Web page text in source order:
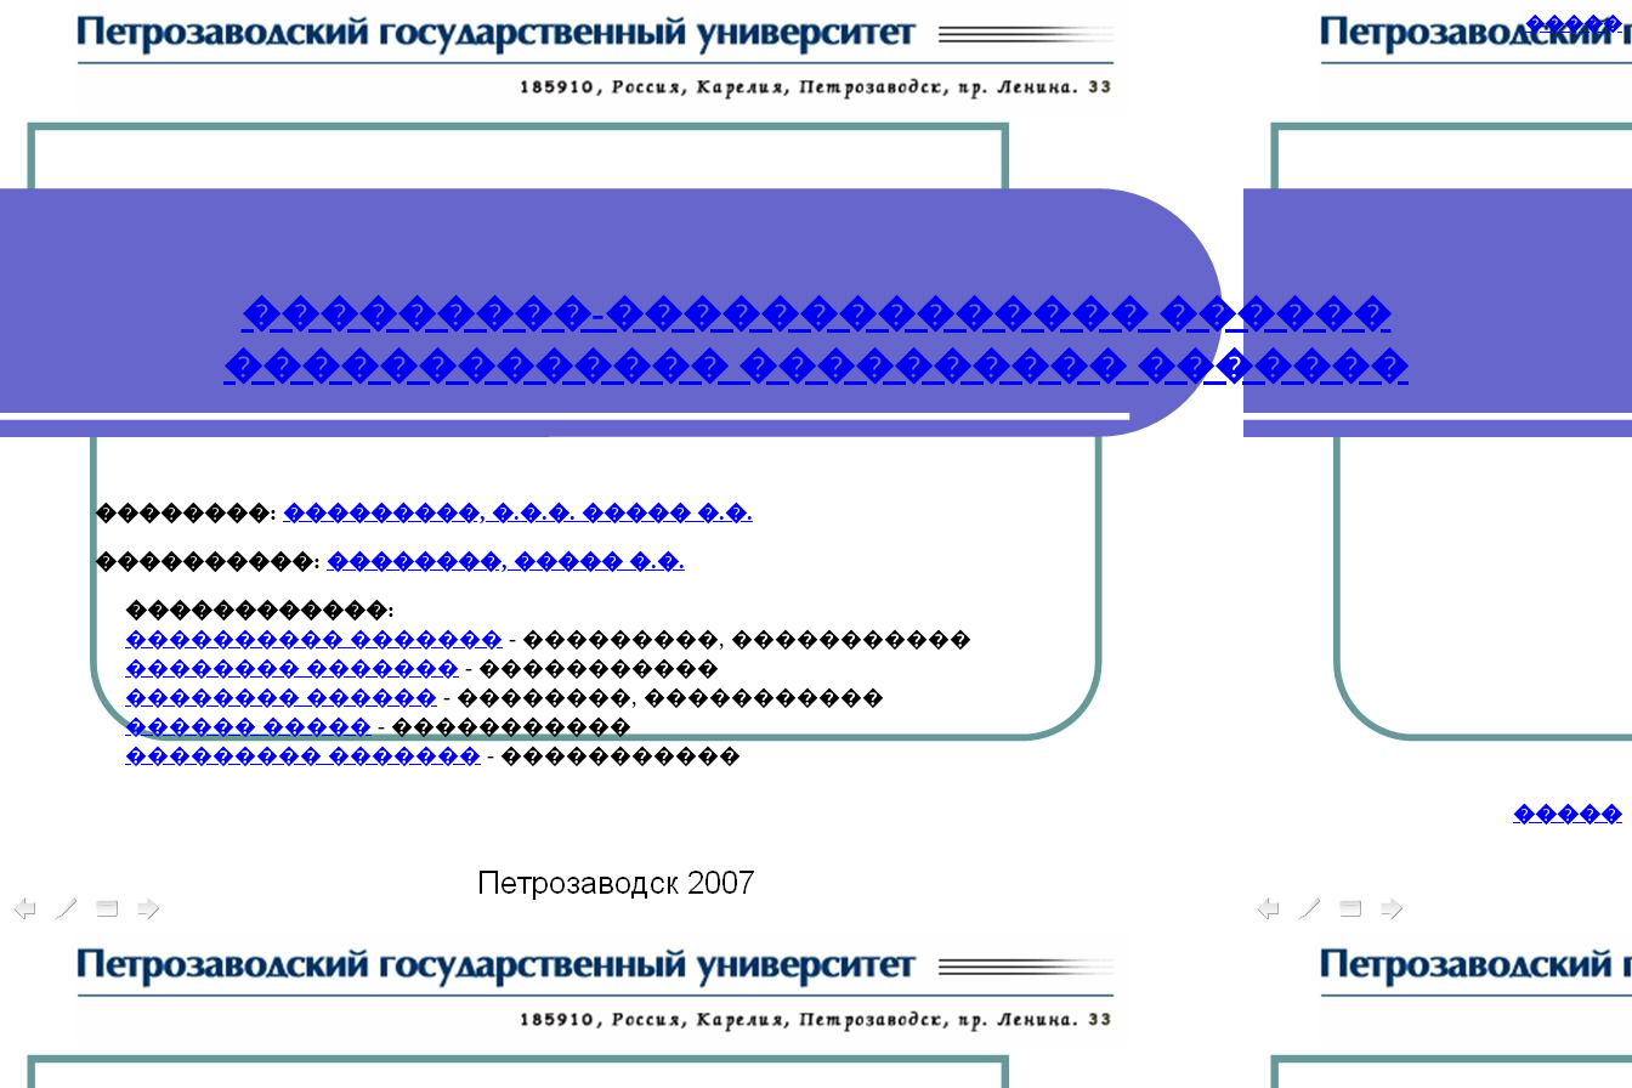
�����
���������-�������������� ������
������������� ���������� �������
	      ��������:
���������, �.�.�. ����� �.�.
	      ����������:
��������, ����� �.�.
                  ������������:
���������� ������� - ���������, �����������
�������� ������� - �����������
�������� ������ - ��������, �����������
������ ����� - �����������
��������� �������
�����